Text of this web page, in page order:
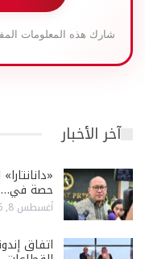
شارك هذه المعلومات
آخر الأخبار
حصة في…
أغسطس 8, 2026
اتفاق